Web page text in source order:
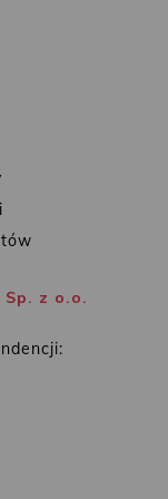
Sp. z o.o.